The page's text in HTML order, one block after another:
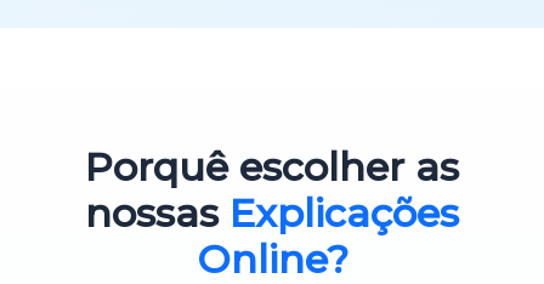
Português 3º Ciclo
Porquê escolher as
nossas Explicações
Online?